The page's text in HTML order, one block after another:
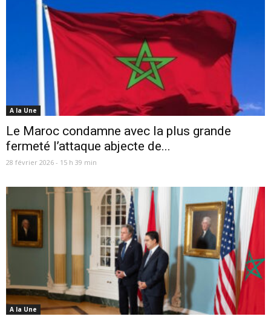
A la Une
Le Maroc condamne avec la plus grande
fermeté l’attaque abjecte de...
28 février 2026 - 15 h 39 min
A la Une